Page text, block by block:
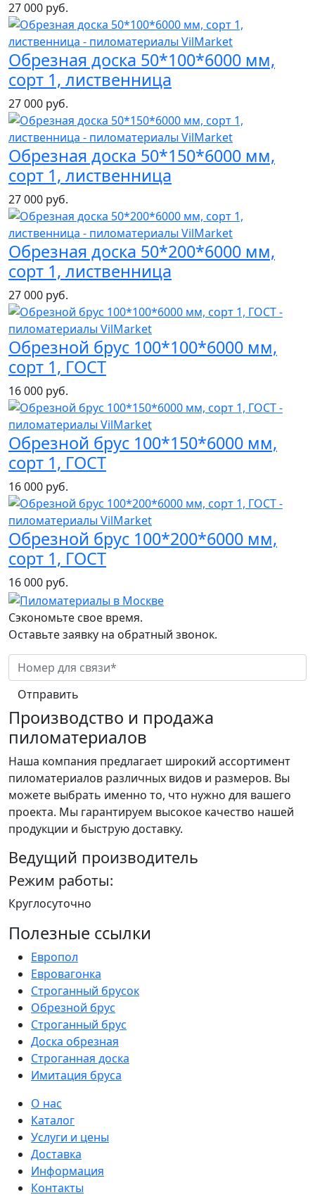
27 000 руб.
Обрезная доска 50*100*6000 мм,
сорт 1, лиственница
27 000 руб.
Обрезная доска 50*150*6000 мм,
сорт 1, лиственница
27 000 руб.
Обрезная доска 50*200*6000 мм,
сорт 1, лиственница
27 000 руб.
Обрезной брус 100*100*6000 мм,
сорт 1, ГОСТ
16 000 руб.
Обрезной брус 100*150*6000 мм,
сорт 1, ГОСТ
16 000 руб.
Обрезной брус 100*200*6000 мм,
сорт 1, ГОСТ
16 000 руб.
Сэкономьте свое время.
Оставьте заявку на обратный звонок.
Отправить
Производство и продажа
пиломатериалов
Наша компания предлагает широкий ассортимент
пиломатериалов различных видов и размеров. Вы
можете выбрать именно то, что нужно для вашего
проекта. Мы гарантируем высокое качество нашей
продукции и быструю доставку.
Ведущий производитель
Режим работы:
Круглосуточно
Полезные ссылки
Европол
Евровагонка
Строганный брусок
Обрезной брус
Строганный брус
Доска обрезная
Строганная доска
Имитация бруса
О нас
Каталог
Услуги и цены
Доставка
Информация
Контакты